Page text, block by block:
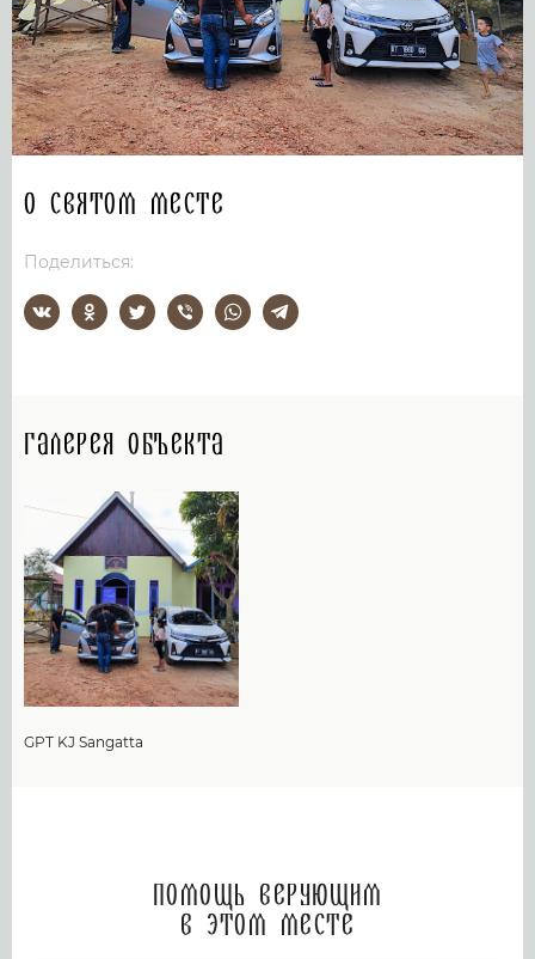
О святом месте
Поделиться:
Галерея объекта
GPT KJ Sangatta
Помощь верующим
в этом месте